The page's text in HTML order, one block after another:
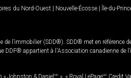
du Nord-Ouest | Nouvelle-Écosse | Île-du-
l’immobilier (SDD®). SDD® met en référence
appartient à l'Association canadienne de
« Johnston & Daniel MD », « Royal LePageMD Credit